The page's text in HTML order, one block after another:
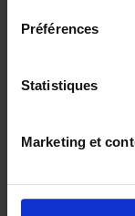
Préférences
Statistiques
Marketing et